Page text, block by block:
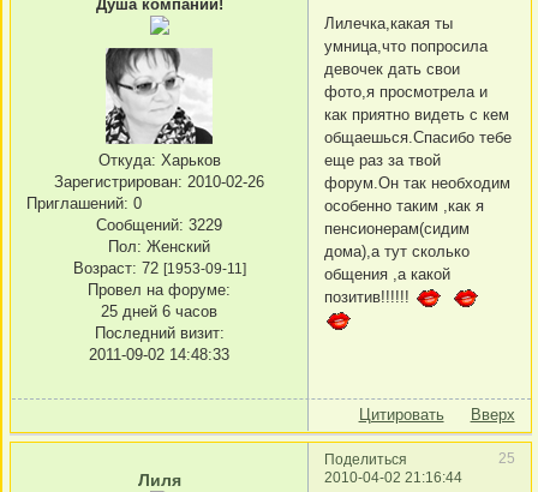
Душа компании!
Откуда: Харьков
Зарегистрирован: 2010-02-26
Приглашений: 0
Сообщений: 3229
Пол: Женский
Возраст: 72 [1953-09-11]
Провел на форуме:
25 дней 6 часов
Последний визит:
2011-09-02 14:48:33
Лилечка,какая ты
умница,что попросила
девочек дать свои
фото,я просмотрела и
как приятно видеть с кем
общаешься.Спасибо тебе
еще раз за твой
форум.Он так необходим
особенно таким ,как я
пенсионерам(сидим
дома),а тут сколько
общения ,а какой
позитив!!!!!!
Цитировать Вверх
Поделиться
25
2010-04-02 21:16:44
Лиля